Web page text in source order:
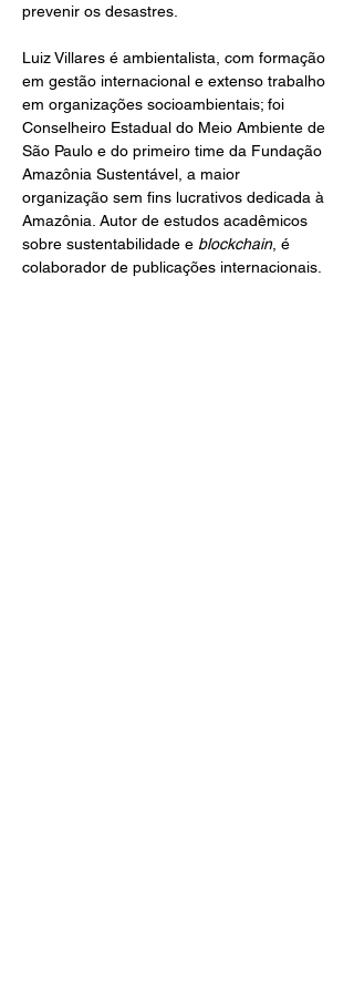
prevenir os desastres.
Luiz Villares é ambientalista, com formação
em gestão internacional e extenso trabalho
em organizações socioambientais; foi
Conselheiro Estadual do Meio Ambiente de
São Paulo e do primeiro time da Fundação
Amazônia Sustentável, a maior
organização sem fins lucrativos dedicada à
Amazônia. Autor de estudos acadêmicos
sobre sustentabilidade e blockchain, é
colaborador de publicações internacionais.